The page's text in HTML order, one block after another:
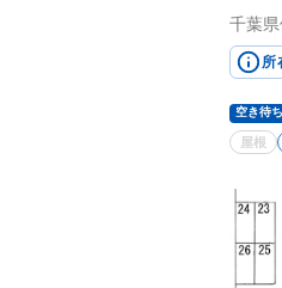
千葉
所
空き待
屋根